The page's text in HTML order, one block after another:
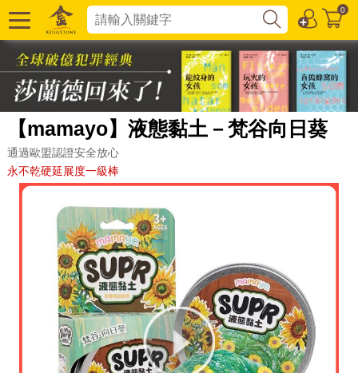
0
【mamayo】液態黏土－梵谷向日葵
通過歐盟認證安全放心
永不乾硬延展度一級棒